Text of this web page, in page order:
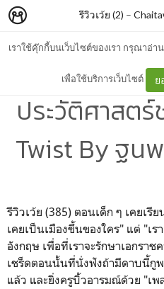
เราใช้คุ๊กกี้บนเว็บไซต์ของเรา กรุณาอ่า
เพื่อใช้บริการเว็บไซต์ ย
รีวิวเว้ย (2) –
เสียดิน
ประวัติศาสต
Twist By ฐน
รีวิวเว้ย (385) ตอนเด็ก ๆ เคยเ
เคยเป็นเมืองขึ้นของใคร" แต่ "เ
อังกฤษ เพื่อที่เราจะรักษาเอกราช
เชร็ดตอนนั้นที่นั่งฟังถ้ามีดาบนี้กู
แล้ว และยิ่งครูบิ้วอารมณ์ด้วย "เ